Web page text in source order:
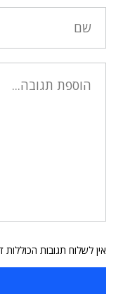
אין לשלוח תגובות